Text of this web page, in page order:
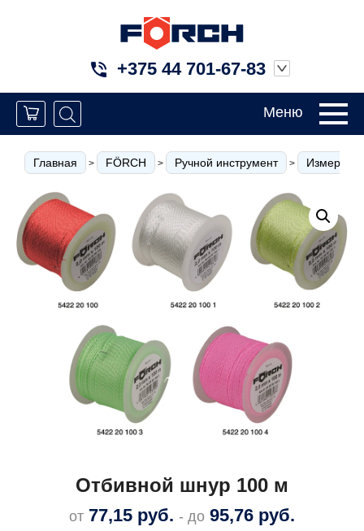
+375 44 701-67-83
Меню
Главная > FÖRCH > Ручной инструмент >
Отбивной шнур 100 м
от 77,15 руб. - до 95,76 руб.